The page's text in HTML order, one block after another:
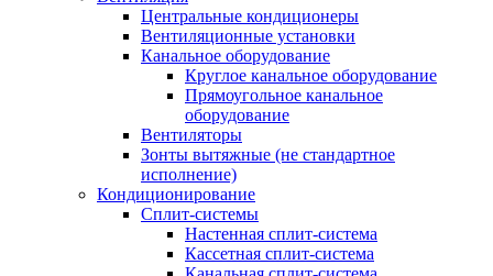
Центральные кондиционеры
Вентиляционные установки
Канальное оборудование
Круглое канальное оборудование
Прямоугольное канальное
оборудование
Вентиляторы
Зонты вытяжные (не стандартное
исполнение)
Кондиционирование
Сплит-системы
Настенная сплит-система
Кассетная сплит-система